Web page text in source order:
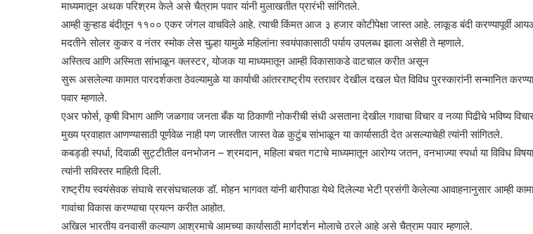
माध्यमातून अथक परिश्रम केले असे चैत्राम पवार यांनी मुलाखतीत प्रारंभी सांगितले.
आम्ही कुऱ्हाड बंदीतून ११०० एकर जंगल वाचविले आहे. त्याची किंमत आज ३ हजार कोटीपेक्षा जास्त आहे. लाकूड बंदी करण्यापूर्वी
मदतीने सोलर कुकर व नंतर स्मोक लेस चुल्हा यामुळे महिलांना स्वयंपाकासाठी पर्याय उपलब्ध झाला असेही ते म्हणाले.
अस्तित्व आणि अस्मिता सांभाळून क्लस्टर, योजक या माध्यमातून आम्ही विकासाकडे वाटचाल करीत असून
सुरू असलेल्या कामात पारदर्शकता ठेवल्यामुळे या कार्याची आंतरराष्ट्रीय स्तरावर देखील दखल घेत विविध पुरस्कारांनी सन्मानित
पवार म्हणाले.
एअर फोर्स, कृषी विभाग आणि जळगाव जनता बँक या ठिकाणी नोकरीची संधी असताना देखील गावाचा विचार व नव्या पिढीचे भविष्य
मुख्य प्रवाहात आणण्यासाठी पूर्णवेळ नाही पण जास्तीत जास्त वेळ कुटुंब सांभाळून या कार्यासाठी देत असल्याचेही त्यांनी सांगितले.
कबड्डी स्पर्धा, दिवाळी सुट्टीतील वनभोजन – श्रमदान, महिला बचत गटाचे माध्यमातून आरोग्य जतन, वनभाज्या स्पर्धा या विविध
त्यांनी सविस्तर माहिती दिली.
राष्ट्रीय स्वयंसेवक संघाचे सरसंघचालक डॉ. मोहन भागवत यांनी बारीपाडा येथे दिलेल्या भेटी प्रसंगी केलेल्या आवाहनानुसार आम्ही
गावांचा विकास करण्याचा प्रयत्न करीत आहोत.
अखिल भारतीय वनवासी कल्याण आश्रमाचे आमच्या कार्यासाठी मार्गदर्शन मोलाचे ठरले आहे असे चैत्राम पवार म्हणाले.